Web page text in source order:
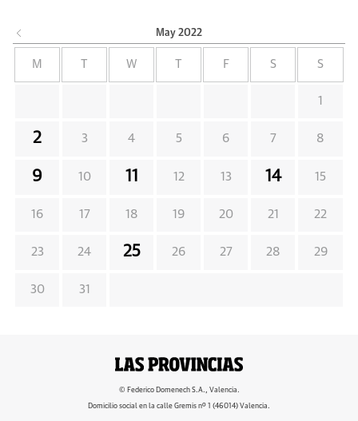
May 2022
M W F S S
1
2 3 4 5 6 7 8
9 10 11 12 13 14 15
16 17 18 19 20 21 22
23 24 25 26 27 28 29
30 31
© Federico Domenech S.A., Valencia.
Domicilio social en la calle Gremis nº 1 (46014) Valencia.